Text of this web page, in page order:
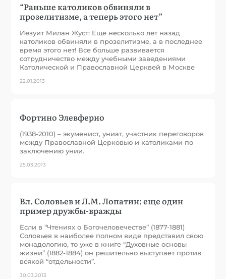
“Раньше католиков обвиняли в
прозелитизме, а теперь этого нет”
Иезуит Милан Жуст: Еще несколько лет назад
католиков обвиняли в прозелитизме, а в последнее
время этого нет! Все больше развивается
сотрудничество между учебными заведениями
Католической и Православной Церквей в Москве
22.01.2013
Фортино Элевферио
(1938-2010) – экуменист, униат, участник переговоров
между Православной Церковью и католиками по
заключению унии.
25.03.2013
Вл. Соловьев и Л.М. Лопатин: еще один
пример дружбы-вражды
Если в “Чтениях о Богочеловечестве” (1877-1881)
Соловьев в наиболее полном виде представил свою
монадологию, то уже в книге “Духовные основы
жизни” (1882-1884) он решительно выступает против
всякой “отдельности”.
30.03.2013